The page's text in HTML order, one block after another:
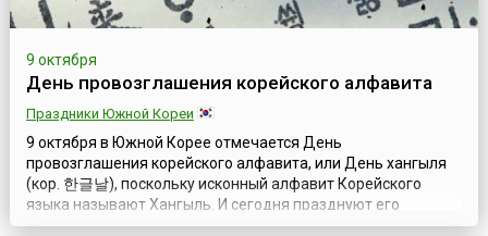
9 октября
День провозглашения корейского алфавита
Праздники Южной Кореи
9 октября в Южной Корее отмечается День
провозглашения корейского алфавита, или День хангыля
(кор. 한글날), поскольку исконный алфавит Корейского
языка называют Хангыль. И сегодня празднуют его
создание и провозглашение в стране королем Седжоном